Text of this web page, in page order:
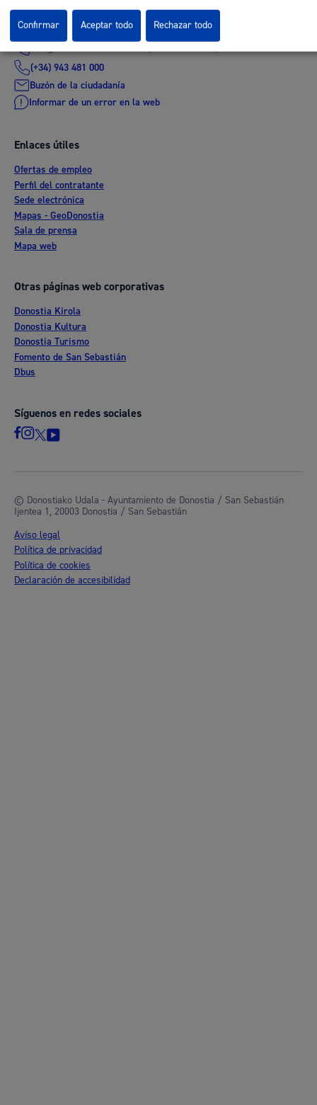
Comunícate con el Ayuntamiento de Donostia / San
Sebastián
010
(+34) 943 481 000
Buzón de la ciudadanía
Informar de un error en la web
Enlaces útiles
Ofertas de empleo
Perfil del contratante
Sede electrónica
Mapas - GeoDonostia
Sala de prensa
Mapa web
Otras páginas web corporativas
Donostia Kirola
Donostia Kultura
Donostia Turismo
Fomento de San Sebastián
Dbus
Síguenos en redes sociales
© Donostiako Udala - Ayuntamiento de Donostia / San Sebastián
Ijentea 1, 20003 Donostia / San Sebastián
Aviso legal
Política de privacidad
Política de cookies
Declaración de accesibilidad
Rechazar todo
Confirmar Aceptar todo